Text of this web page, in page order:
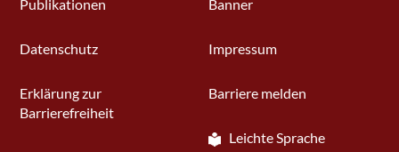
Publikationen Banner
Datenschutz Impressum
Erklärung zur
Barrierefreiheit
Barriere melden
Leichte Sprache